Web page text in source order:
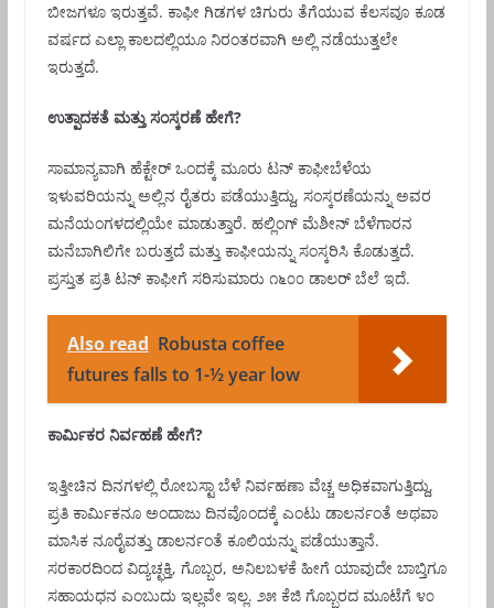
ಬೀಜಗಳೂ ಇರುತ್ತವೆ. ಕಾಫೀ ಗಿಡಗಳ ಚಿಗುರು ತೆಗೆಯುವ ಕೆಲಸವೂ ಕೂಡ
ವರ್ಷದ ಎಲ್ಲಾ ಕಾಲದಲ್ಲಿಯೂ ನಿರಂತರವಾಗಿ ಅಲ್ಲಿ ನಡೆಯುತ್ತಲೇ
ಇರುತ್ತದೆ.
ಉತ್ಪಾದಕತೆ ಮತ್ತು ಸಂಸ್ಕರಣೆ ಹೇಗೆ?
ಸಾಮಾನ್ಯವಾಗಿ ಹೆಕ್ಟೇರ್ ಒಂದಕ್ಕೆ ಮೂರು ಟನ್ ಕಾಫೀಬೆಳೆಯ
ಇಳುವರಿಯನ್ನು ಅಲ್ಲಿನ ರೈತರು ಪಡೆಯುತ್ತಿದ್ದು, ಸಂಸ್ಕರಣೆಯನ್ನು ಅವರ
ಮನೆಯಂಗಳದಲ್ಲಿಯೇ ಮಾಡುತ್ತಾರೆ. ಹಲ್ಲಿಂಗ್ ಮೆಶೀನ್ ಬೆಳೆಗಾರನ
ಮನೆಬಾಗಿಲಿಗೇ ಬರುತ್ತದೆ ಮತ್ತು ಕಾಫೀಯನ್ನು ಸಂಸ್ಕರಿಸಿ ಕೊಡುತ್ತದೆ.
ಪ್ರಸ್ತುತ ಪ್ರತಿ ಟನ್ ಕಾಫೀಗೆ ಸರಿಸುಮಾರು ೧೬೦೦ ಡಾಲರ್ ಬೆಲೆ ಇದೆ.
Also read Robusta coffee
futures falls to 1-½ year low
ಕಾರ್ಮಿಕರ ನಿರ್ವಹಣೆ ಹೇಗೆ?
ಇತ್ತೀಚಿನ ದಿನಗಳಲ್ಲಿ ರೋಬಸ್ಟಾ ಬೆಳೆ ನಿರ್ವಹಣಾ ವೆಚ್ಚ ಅಧಿಕವಾಗುತ್ತಿದ್ದು,
ಪ್ರತಿ ಕಾರ್ಮಿಕನೂ ಅಂದಾಜು ದಿನವೊಂದಕ್ಕೆ ಎಂಟು ಡಾಲರ್ನಂತೆ ಅಥವಾ
ಮಾಸಿಕ ನೂರೈವತ್ತು ಡಾಲರ್ನಂತೆ ಕೂಲಿಯನ್ನು ಪಡೆಯುತ್ತಾನೆ.
ಸರಕಾರದಿಂದ ವಿದ್ಯಚ್ಛಕ್ತಿ, ಗೊಬ್ಬರ, ಅನಿಲಬಳಕೆ ಹೀಗೆ ಯಾವುದೇ ಬಾಬ್ತಿಗೂ
ಸಹಾಯಧನ ಎಂಬುದು ಇಲ್ಲವೇ ಇಲ್ಲ. ೨೫ ಕೆಜಿ ಗೊಬ್ಬರದ ಮೂಟೆಗೆ ೪೦